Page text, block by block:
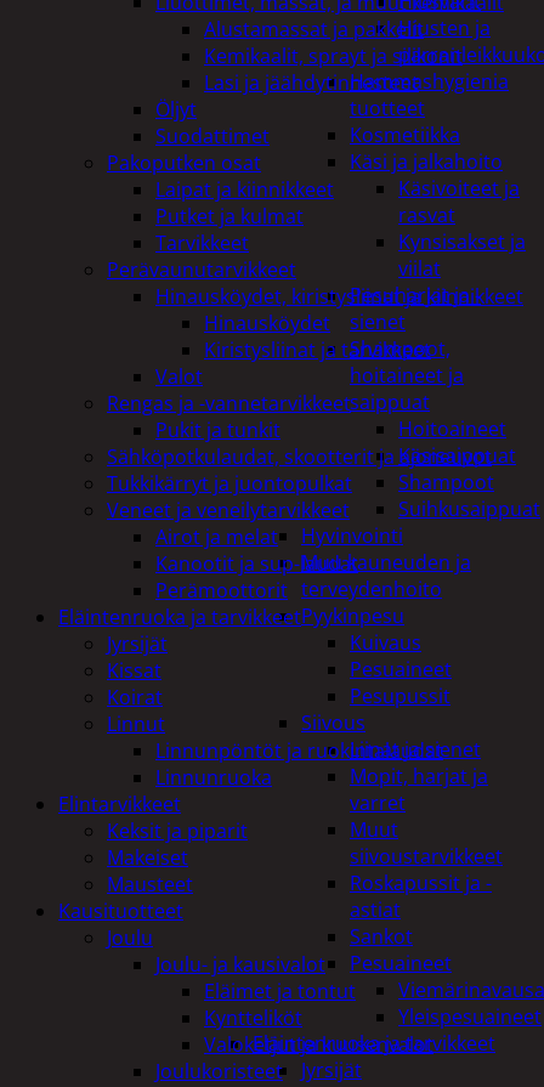
Hiusten ja
Hammashygienia
tuotteet
Kosmetiikka
Käsi ja jalkahoito
Käsivoiteet ja
rasvat
Kynsisakset ja
viilat
Pesuharjat ja -
sienet
Shampoot,
hoitaineet ja
saippuat
Hoitoaineet
Käsisaippuat
Shampoot
Suihkusaippuat
Hyvinvointi
Muu kauneuden ja
terveydenhoito
Pyykinpesu
Kuivaus
Pesuaineet
Pesupussit
Siivous
Liinat ja sienet
Mopit, harjat ja
varret
Muut
siivoustarvikkeet
Roskapussit ja -
astiat
Sankot
Pesuaineet
Yleispesuaineet
Eläintenruoka ja tarvikkeet
Jyrsijät
Alustamassat ja pakkelit
Kemikaalit, sprayt ja silikonit
Lasi ja jäähdytinnesteet
Öljyt
Suodattimet
Pakoputken osat
Laipat ja kiinnikkeet
Putket ja kulmat
Tarvikkeet
Perävaunutarvikkeet
Hinausköydet, kiristysliinat ja kiinnikkeet
Hinausköydet
Kiristysliinat ja tarvikkeet
Valot
Rengas ja -vannetarvikkeet
Pukit ja tunkit
Sähköpotkulaudat, skootterit ja ajoneuvot
Tukkikärryt ja juontopulkat
Veneet ja veneilytarvikkeet
Airot ja melat
Kanootit ja sup-laudat
Perämoottorit
Eläintenruoka ja tarvikkeet
Jyrsijät
Kissat
Koirat
Linnut
Linnunpöntöt ja ruokintalaudat
Linnunruoka
Elintarvikkeet
Keksit ja piparit
Makeiset
Mausteet
Kausituotteet
Joulu
Joulu- ja kausivalot
Eläimet ja tontut
Kyntteliköt
Valoketjut ja kuusenvalot
Joulukoristeet